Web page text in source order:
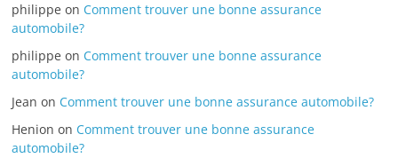
philippe on Comment trouver une bonne assurance
automobile?
philippe on Comment trouver une bonne assurance
automobile?
Jean on Comment trouver une bonne assurance automobile?
Henion on Comment trouver une bonne assurance
automobile?